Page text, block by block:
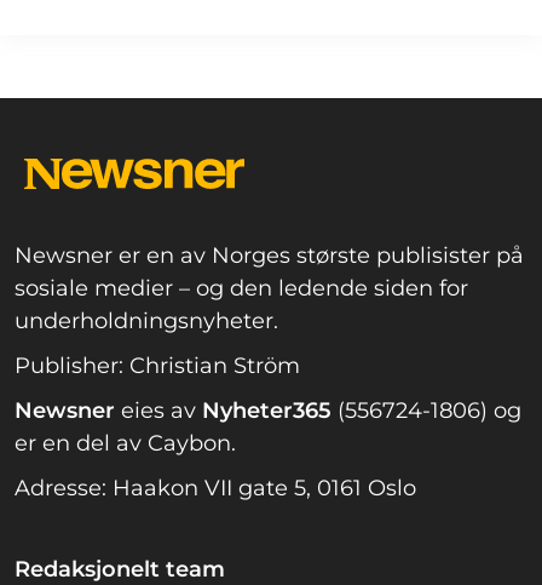
Newsner er en av Norges største publisister på
sosiale medier – og den ledende siden for
underholdningsnyheter.
Publisher: Christian Ström
Newsner eies av Nyheter365 (556724-1806) og
er en del av Caybon.
Adresse: Haakon VII gate 5, 0161 Oslo
Redaksjonelt team